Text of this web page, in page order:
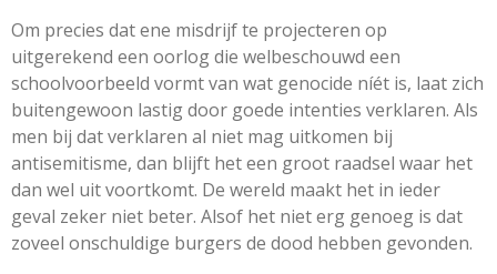
Om precies dat ene misdrijf te projecteren op
uitgerekend een oorlog die welbeschouwd een
schoolvoorbeeld vormt van wat genocide níét is, laat zich
buitengewoon lastig door goede intenties verklaren. Als
men bij dat verklaren al niet mag uitkomen bij
antisemitisme, dan blijft het een groot raadsel waar het
dan wel uit voortkomt. De wereld maakt het in ieder
geval zeker niet beter. Alsof het niet erg genoeg is dat
zoveel onschuldige burgers de dood hebben gevonden.